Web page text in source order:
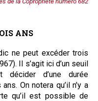
ANS
ne peut excéder trois
Il s’agit ici d’un seuil
décider d’une durée
On notera qu’il n’y a
qu’il est possible de